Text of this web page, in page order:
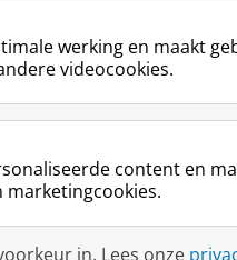
vertalen onze experts hun
kennis naar
en toegankelijke
& Copyright
werking en maakt
videocookies.
content en
marketingcookies.
in. Lees onze